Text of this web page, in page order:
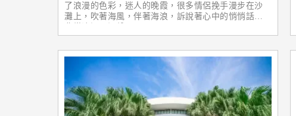
了浪漫的色彩，迷人的晚霞，很多情侶挽手漫步在沙
灘上，吹著海風，伴著海浪，訴說著心中的悄悄話，